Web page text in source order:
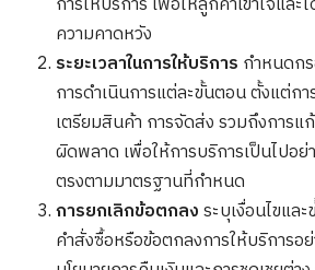
ความคาดหวัง
ระยะเวลาในการให้บริการ กำหนดก
การดำเนินการแต่ละขั้นตอน ตั้งแต่ก
เตรียมสินค้า การจัดส่ง รวมถึงการ
ผิดพลาด เพื่อให้การบริการเป็นไปอ
ตรงตามมาตรฐานที่กำหนด
การยกเลิกข้อตกลงระบุเงื่อนไขแล
คำสั่งซื้อหรือข้อตกลงการให้บริการอ